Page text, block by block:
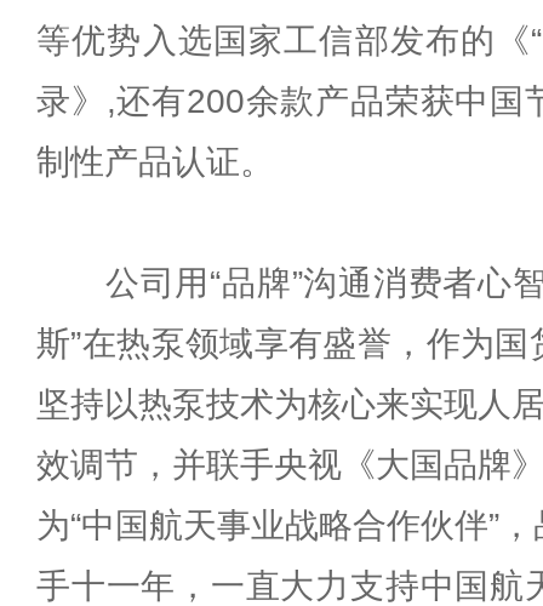
等优势入选国家工信部发布的《
录》,还有200余款产品荣获中国
制性产品认证。
公司用“品牌”沟通消费者心智
斯”在热泵领域享有盛誉，作为
坚持以热泵技术为核心来实现人
效调节，并联手央视《大国品牌
为“中国航天事业战略合作伙伴”
手十一年，一直大力支持中国航